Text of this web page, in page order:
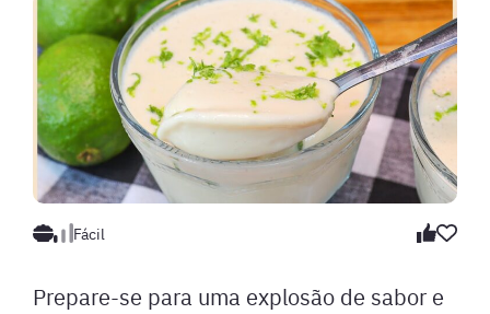
Fácil
Prepare-se para uma explosão de sabor e